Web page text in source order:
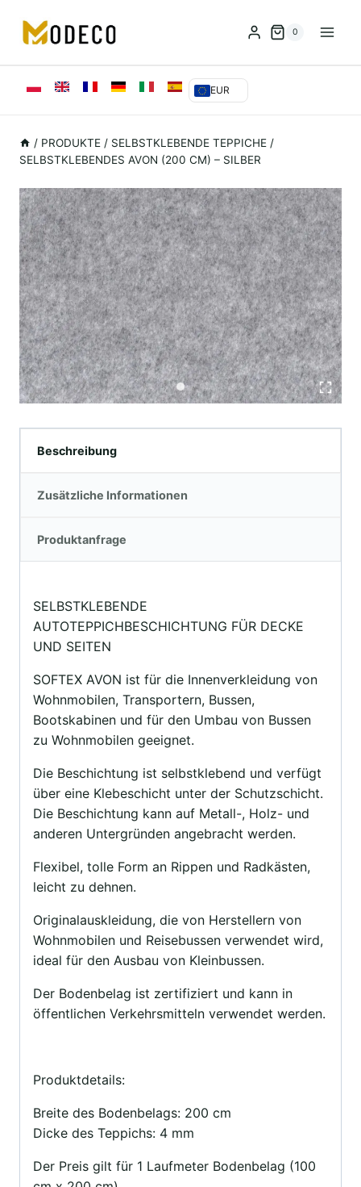
Inhalt
springen
0
EUR
/ PRODUKTE / SELBSTKLEBENDE TEPPICHE /
SELBSTKLEBENDES AVON (200 CM) – SILBER
Beschreibung
Zusätzliche Informationen
Produktanfrage
SELBSTKLEBENDE
AUTOTEPPICHBESCHICHTUNG FÜR DECKE
UND SEITEN
SOFTEX AVON ist für die Innenverkleidung von
Wohnmobilen, Transportern, Bussen,
Bootskabinen und für den Umbau von Bussen
zu Wohnmobilen geeignet.
Die Beschichtung ist selbstklebend und verfügt
über eine Klebeschicht unter der Schutzschicht.
Die Beschichtung kann auf Metall-, Holz- und
anderen Untergründen angebracht werden.
Flexibel, tolle Form an Rippen und Radkästen,
leicht zu dehnen.
Originalauskleidung, die von Herstellern von
Wohnmobilen und Reisebussen verwendet wird,
ideal für den Ausbau von Kleinbussen.
Der Bodenbelag ist zertifiziert und kann in
öffentlichen Verkehrsmitteln verwendet werden.
Produktdetails:
Breite des Bodenbelags: 200 cm
Dicke des Teppichs: 4 mm
Der Preis gilt für 1 Laufmeter Bodenbelag (100